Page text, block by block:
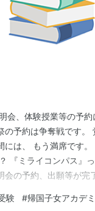
会、体験授業等の予約
の予約は争奪戦です。
には、 もう満席です
『ミライコンパス』
の予約、出願等が完
ライコンパスに初め
験 #帰国子女アカデ